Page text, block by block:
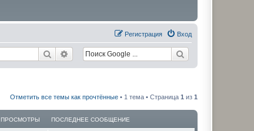
Вход
Регистрация
Поиск Расширенный поиск
Отметить все темы как прочтённые • 1 тема • Страница 1 из 1
ПРОСМОТРЫ ПОСЛЕДНЕЕ СООБЩЕНИЕ